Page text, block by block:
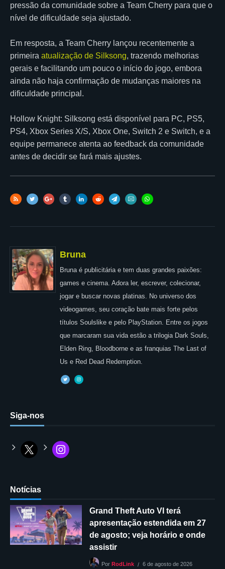
pressão da comunidade sobre a Team Cherry para que o
nível de dificuldade seja ajustado.
Em resposta, a Team Cherry lançou recentemente a
primeira atualização de Silksong, trazendo melhorias
gerais e facilitando um pouco o início do jogo, embora
ainda não haja confirmação de mudanças maiores na
dificuldade principal.
Hollow Knight: Silksong está disponível para PC, PS5,
PS4, Xbox Series X/S, Xbox One, Switch 2 e Switch, e a
equipe permanece atenta ao feedback da comunidade
antes de decidir se fará mais ajustes.
Bruna
Bruna é publicitária e tem duas grandes paixões:
games e cinema. Adora ler, escrever, colecionar,
jogar e buscar novas platinas. No universo dos
videogames, seu coração bate mais forte pelos
títulos Soulslike e pelo PlayStation. Entre os jogos
que marcaram sua vida estão a trilogia Dark Souls,
Elden Ring, Bloodborne e as franquias The Last of
Us e Red Dead Redemption.
Siga-nos
Notícias
Grand Theft Auto VI terá
apresentação estendida em 27
de agosto; veja horário e onde
assistir
Por RodLink 6 de agosto de 2026